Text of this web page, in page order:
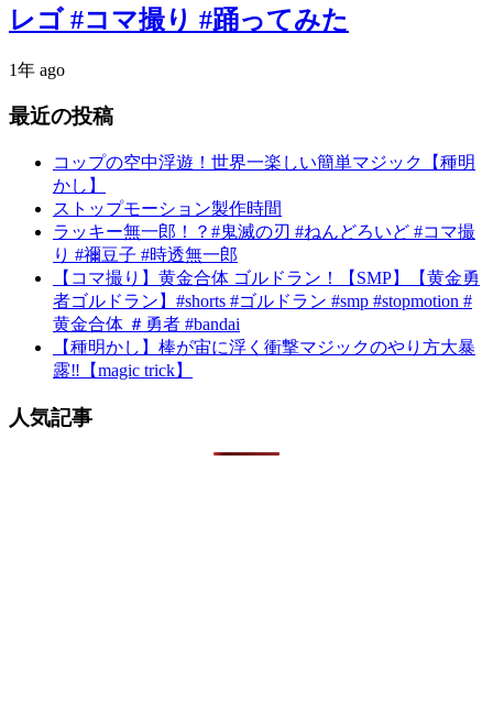
レゴ #コマ撮り #踊ってみた
1年 ago
最近の投稿
コップの空中浮遊！世界一楽しい簡単マジック【種明
かし】
ストップモーション製作時間
ラッキー無一郎！？#鬼滅の刃 #ねんどろいど #コマ撮
り #禰豆子 #時透無一郎
【コマ撮り】黄金合体 ゴルドラン！【SMP】【黄金勇
者ゴルドラン】#shorts #ゴルドラン #smp #stopmotion #
黄金合体 ＃勇者 #bandai
【種明かし】棒が宙に浮く衝撃マジックのやり方大暴
露‼️【magic trick】
人気記事